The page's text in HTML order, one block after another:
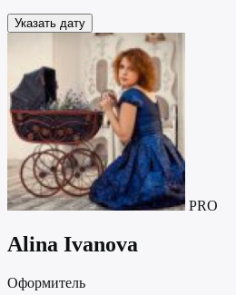
Указать дату
PRO
Alina Ivanova
Оформитель